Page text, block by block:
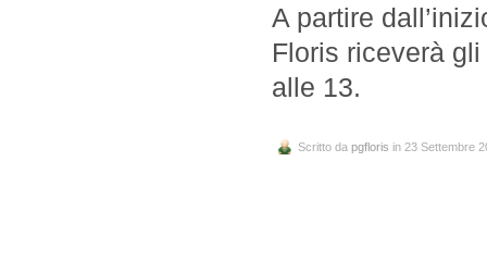
A partire
Floris riceverà
alle 13.
Scritto da pgfloris in 23 Settembre